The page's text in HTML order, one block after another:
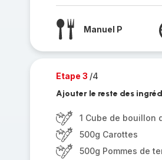
Manuel P
Etape 3 /4
Ajouter le reste des
1 Cube de bouillon
500g Carottes
500g Pommes de